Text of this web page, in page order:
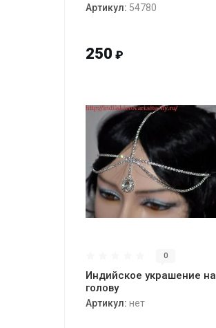
Артикул: 54780
250 ₽
0
Индийское украшение на
голову
Артикул: нет